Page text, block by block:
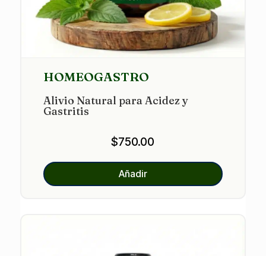
HOMEOGASTRO
Alivio Natural para Acidez y
Gastritis
$750.00
Añadir